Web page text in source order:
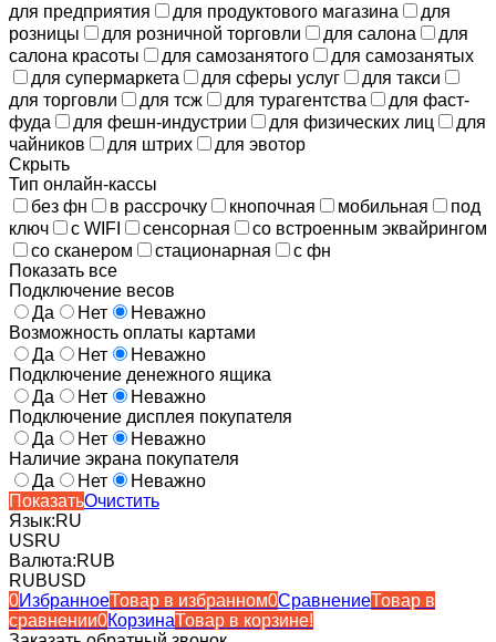
для предприятия
для продуктового магазина
для
розницы
для розничной торговли для салона
для
салона красоты
для самозанятого
для самозанятых
для супермаркета
для сферы услуг
для такси
для торговли
для тсж для турагентства
для фаст-
фуда
для фешн-индустрии для физических лиц
для
чайников
для штрих
для эвотор
Скрыть
Тип онлайн-кассы
без фн
в рассрочку кнопочная мобильная
под
ключ
с WIFI сенсорная
со встроенным эквайрингом
со сканером
стационарная
с фн
Показать все
Подключение весов
Да
Нет
Неважно
Возможность оплаты картами
Да
Нет
Неважно
Подключение денежного ящика
Да
Нет
Неважно
Подключение дисплея покупателя
Да
Нет
Неважно
Наличие экрана покупателя
Да
Нет
Неважно
ПоказатьОчистить
Язык:RU
USRU
Валюта:RUB
RUBUSD
0ИзбранноеТовар в избранном0СравнениеТовар в
сравнении0КорзинаТовар в корзине!